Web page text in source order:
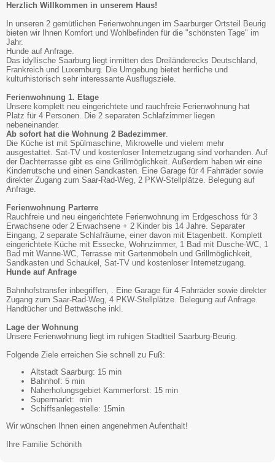
Herzlich Willkommen in unserem Haus!
In unseren 2 gemütlichen Ferienwohnungen im Saarburger Ortsteil Beurig
bieten wir Ihnen Komfort und Wohlbefinden für die "schönsten Tage" im
Jahr.
Hunde auf Anfrage.
Das idyllische Saarburg liegt inmitten des Dreiländerecks Deutschland,
Frankreich und Luxemburg. Die Umgebung bietet herrliche und
kulturhistorisch sehr interessante Ausflugsziele.
Ferienwohnung 1. Etage
Unsere komplett neu eingerichtete und rauchfreie Ferienwohnung hat
Platz für 4 Personen. Die 2 separaten Schlafzimmer liegen
nebeneinander.
Ab sofort hat die Wohnung 2 Badezimmer.
Die Küche ist mit Spülmaschine, Mikrowelle und vielem mehr
ausgestattet. Sat-TV und kostenloser Internetzugang sind vorhanden. Auf
der Dachterrasse gibt es eine Grillmöglichkeit. Außerdem haben wir eine
Kinderrutsche und einen Sandkasten. Eine Garage für 4 Fahrräder sowie
direkter Zugang zum Saar-Rad-Weg, 2 PKW-Stellplätze. Belegung auf
Anfrage.
Ferienwohnung Parterre
Rauchfreie und neu eingerichtete Ferienwohnung im Erdgeschoss für 3
Erwachsene oder 2 Erwachsene + 2 Kinder bis 14 Jahre. Separater
Eingang, 2 separate Schlafräume, einer davon mit Etagenbett. Komplett
eingerichtete Küche mit Essecke, Wohnzimmer, 1 Bad mit Dusche-WC, 1
Bad mit Wanne-WC, Terrasse mit Gartenmöbeln und Grillmöglichkeit,
Sandkasten und Schaukel, Sat-TV und kostenloser Internetzugang.
Hunde auf Anfrage
Bahnhofstransfer inbegriffen, . Eine Garage für 4 Fahrräder sowie direkter
Zugang zum Saar-Rad-Weg, 4 PKW-Stellplätze. Belegung auf Anfrage.
Handtücher und Bettwäsche inkl.
Lage der Wohnung
Unsere Ferienwohnung liegt im ruhigen Stadtteil Saarburg-Beurig.
Folgende Ziele erreichen Sie schnell zu Fuß:
Altstadt Saarburg: 15 min
Bahnhof: 5 min
Naherholungsgebiet Kammerforst: 15 min
Supermarkt: min
Schiffsanlegestelle: 15min
Wir wünschen Ihnen einen angenehmen Aufenthalt!
Ihre Familie Schönith